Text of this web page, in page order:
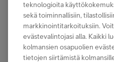
Asiantuntijan vinkit:
parhaan
teknologioita
sekä toiminnallisiin,
markkinointitarkoituksiin.
evästevalintojasi alla. Kaikki
kolmansien osapuolien
tietojen siirtämistä